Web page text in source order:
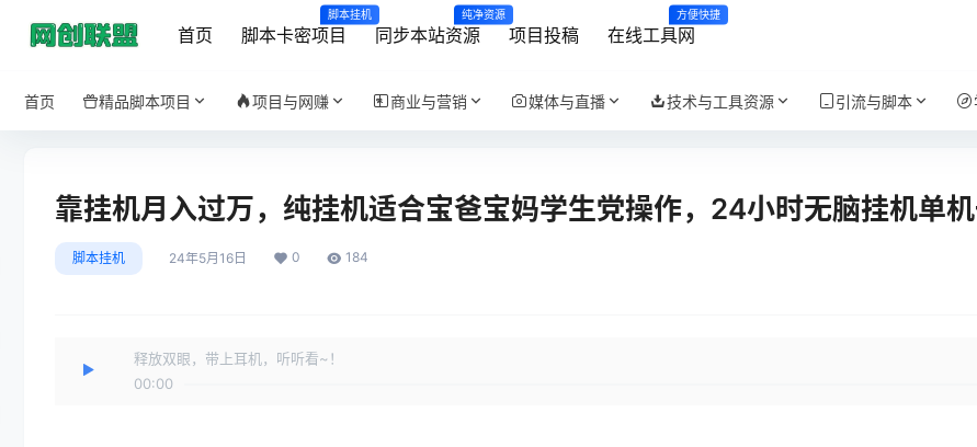
首页 脚本卡密项目
脚本挂机
同步本站资源
纯净资源
项目投稿 在线工具网
方便快捷
首页 精品脚本项目 项目与网赚 商业与营销 媒体与直播 技术与工具资源 引流与脚本
靠挂机月入过万，纯挂机适合宝爸宝妈学生党操作，24小时无脑挂机单
脚本挂机 24年5月16日 0 184
释放双眼，带上耳机，听听看~！
00:00